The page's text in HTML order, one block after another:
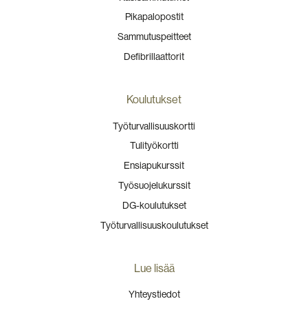
Pikapalopostit
Sammutuspeitteet
Defibrillaattorit
Koulutukset
Työturvallisuuskortti
Tulityökortti
Ensiapukurssit
Työsuojelukurssit
DG-koulutukset
Työturvallisuuskoulutukset
Lue lisää
Yhteystiedot